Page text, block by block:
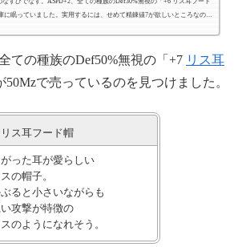
なすびでなす。ASPD+2、全ての種族のDef30%無視の「+6 リス耳フード
に眠っていました。実用するには、せめて精錬値7が欲しいところなの
ての種族のDef50%無視の「+7 リス耳
50Mzで売っているのを見つけました。
ス耳フード帽
がった耳が愛らしい
の帽子。
ると小さいながらも
攻撃が特徴の
スのようになれそう。